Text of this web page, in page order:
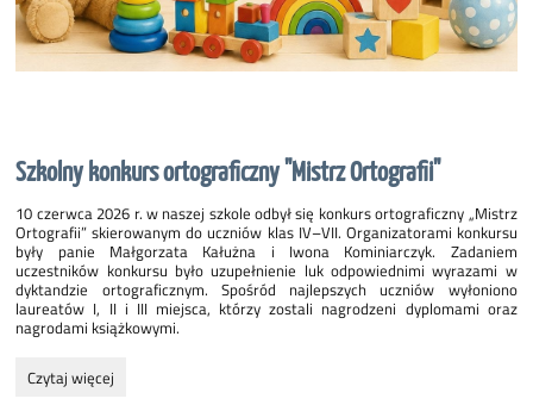
Szkolny konkurs ortograficzny "Mistrz Ortografii"
10 czerwca 2026 r. w naszej szkole odbył się konkurs ortograficzny „Mistrz
Ortografii” skierowanym do uczniów klas IV–VII. Organizatorami konkursu
były panie Małgorzata Kałużna i Iwona Kominiarczyk. Zadaniem
uczestników konkursu było uzupełnienie luk odpowiednimi wyrazami w
dyktandzie ortograficznym. Spośród najlepszych uczniów wyłoniono
laureatów I, II i III miejsca, którzy zostali nagrodzeni dyplomami oraz
nagrodami książkowymi.
Szkolny
Czytaj więcej